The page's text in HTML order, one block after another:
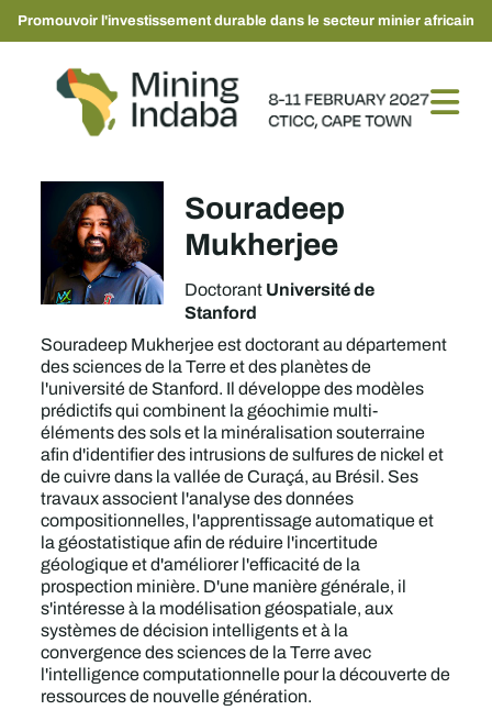
Promouvoir l'investissement durable dans le secteur minier africain
Souradeep
Mukherjee
DoctorantUniversité de
Stanford
Souradeep Mukherjee est doctorant au département
des sciences de la Terre et des planètes de
l'université de Stanford. Il développe des modèles
prédictifs qui combinent la géochimie multi-
éléments des sols et la minéralisation souterraine
afin d'identifier des intrusions de sulfures de nickel et
de cuivre dans la vallée de Curaçá, au Brésil. Ses
travaux associent l'analyse des données
compositionnelles, l'apprentissage automatique et
la géostatistique afin de réduire l'incertitude
géologique et d'améliorer l'efficacité de la
prospection minière. D'une manière générale, il
s'intéresse à la modélisation géospatiale, aux
systèmes de décision intelligents et à la
convergence des sciences de la Terre avec
l'intelligence computationnelle pour la découverte de
ressources de nouvelle génération.